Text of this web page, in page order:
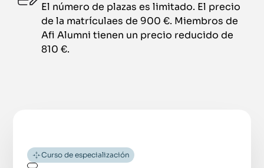
El número de plazas es limitado. El precio
de la matrículaes de 900 €. Miembros de
Afi Alumni tienen un precio reducido de
810 €.
Curso de especialización